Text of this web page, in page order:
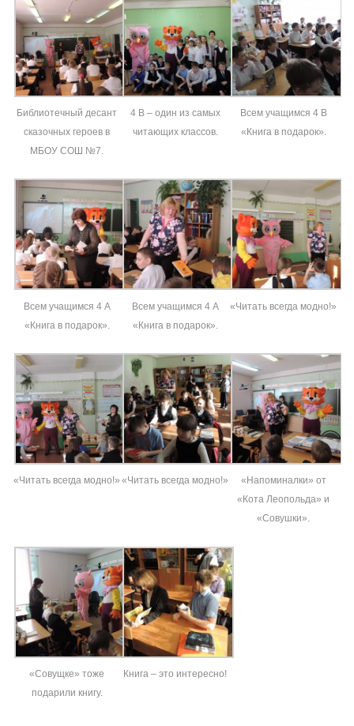
Библиотечный десант
сказочных героев в
МБОУ СОШ №7.
4 В – один из самых
читающих классов.
Всем учащимся 4 В
«Книга в подарок».
Всем учащимся 4 А
«Книга в подарок».
Всем учащимся 4 А
«Книга в подарок».
«Читать всегда модно!»
«Читать всегда модно!» «Читать всегда модно!»
«Напоминалки» от
«Кота Леопольда» и
«Совушки».
«Совущке» тоже
подарили книгу.
Книга – это интересно!